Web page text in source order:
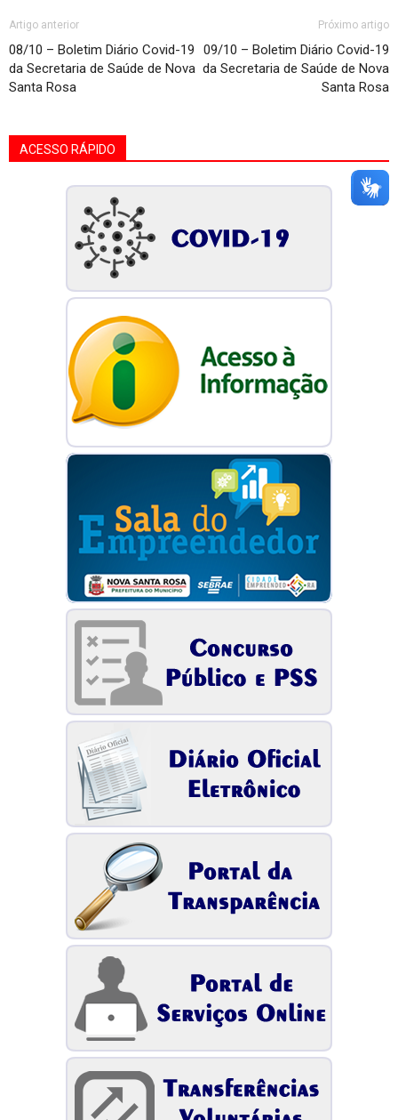
Artigo anterior
08/10 – Boletim Diário Covid-19
da Secretaria de Saúde de Nova
Santa Rosa
Próximo artigo
09/10 – Boletim Diário Covid-19
da Secretaria de Saúde de Nova
Santa Rosa
ACESSO RÁPIDO